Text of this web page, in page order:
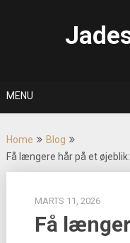
MENU
Home
Blog
Få længere hår på et
MARTS 11, 2026
Få